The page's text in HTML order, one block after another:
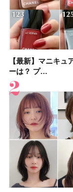
【最新】マニキュ
ーは？ プ…
大野真理子さん
の秘訣を公開
【最新】マニキュ
ーは？ プ…
【2026夏】「香
容マニア・マ…
【おすすめダイ
ト！選び方＆糖質
【2026年夏】お
気のヘアス…
【橋本環奈さん
や脚も喜んでくれ…
【セザンヌ新色
色補正効果をビフ